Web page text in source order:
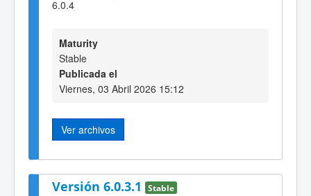
6.0.4
Maturity
Stable
Publicada el
Viernes, 03 Abril 2026 15:12
Ver archivos
Versión 6.0.3.1 Stable